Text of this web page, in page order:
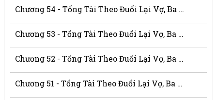
Chương 54 - Tổng Tài Theo Đuổi Lại Vợ, Ba Thật Là Xấu Xa
Chương 53 - Tổng Tài Theo Đuổi Lại Vợ, Ba Thật Là Xấu Xa
Chương 52 - Tổng Tài Theo Đuổi Lại Vợ, Ba Thật Là Xấu Xa
Chương 51 - Tổng Tài Theo Đuổi Lại Vợ, Ba Thật Là Xấu Xa